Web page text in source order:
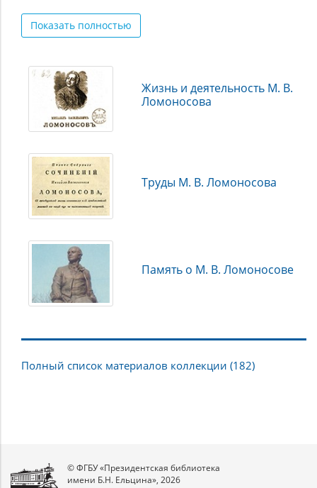
Представлены труды М. В. Ломоносова в различных
областях знаний, исследования, посвящённые его жизни
и деятельности, а также материалы по сохранению
Для подготовки коллекции были использованы
материалы из фондов Российской государственной
библиотеки, Российского государственного
исторического архива, Государственной публичной
исторической библиотеки, Архангельской областной
универсальной научной библиотеки, Тамбовской
областной универсальной научной библиотеки, Детского
музея открытки и других собраний.
Показать полностью
Жизнь и деятельность М. В.
Ломоносова
Труды М. В. Ломоносова
Память о М. В. Ломоносове
Полный список материалов коллекции (182)
© ФГБУ «Президентская библиотека
имени Б.Н. Ельцина», 2026